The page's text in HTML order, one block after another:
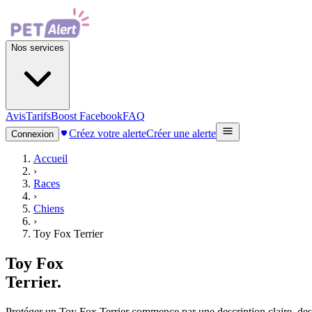
Nos services
AvisTarifsBoost FacebookFAQ
Connexion Créez votre alerteCréer une alerte
Accueil
›
Races
›
Chiens
›
Toy Fox Terrier
Toy Fox
Terrier.